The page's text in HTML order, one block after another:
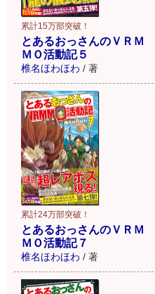
累計15万部突破！
とあるおっさんのＶＲＭ
ＭＯ活動記５
椎名ほわほわ / 著
累計24万部突破！
とあるおっさんのＶＲＭ
ＭＯ活動記７
椎名ほわほわ / 著